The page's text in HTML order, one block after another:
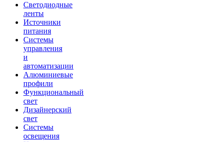
Светодиодные
ленты
Источники
питания
Системы
управления
и
автоматизации
Алюминиевые
профили
Функциональный
свет
Дизайнерский
свет
Системы
освещения